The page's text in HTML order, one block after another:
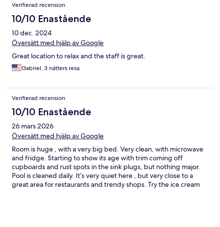
Verifierad recension
10/10 Enastående
10 dec. 2024
Översätt med hjälp av Google
Great location to relax and the staff is great.
Gabriel, 3 nätters resa
Verifierad recension
10/10 Enastående
26 mars 2026
Översätt med hjälp av Google
Room is huge , with a very big bed. Very clean, with microwave
and fridge. Starting to show its age with trim coming off
cupboards and rust spots in the sink plugs, but nothing major.
Pool is cleaned daily. It’s very quiet here , but very close to a
great area for restaurants and trendy shops. Try the ice cream